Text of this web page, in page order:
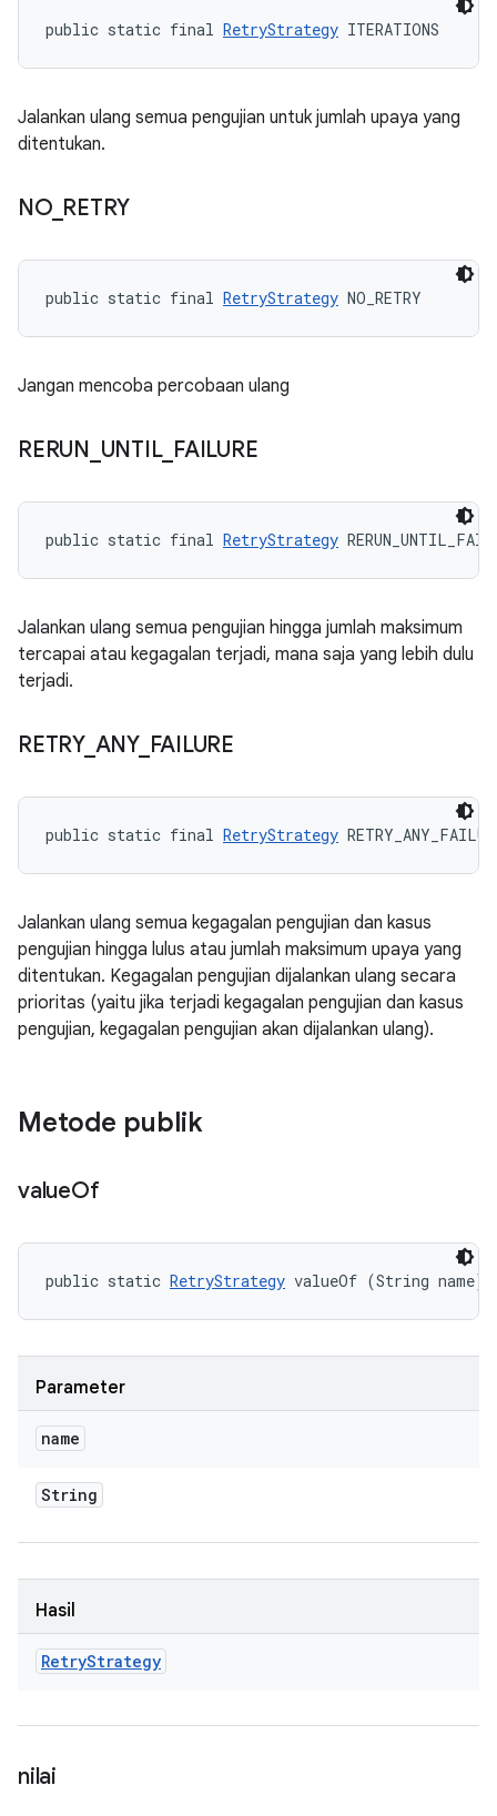
public static final RetryStrategy ITERATIONS
Jalankan ulang semua pengujian untuk jumlah upaya yang
ditentukan.
NO_ RETRY
public static final RetryStrategy NO_RETRY
Jangan mencoba percobaan ulang
RERUN UNTIL_ FAILURE
public static final RetryStrategy
Jalankan ulang semua pengujian hingga jumlah maksimum
tercapai atau kegagalan terjadi, mana saja yang lebih dulu
terjadi.
RETRY_ ANY_ FAILURE
public static final RetryStrategy
Jalankan ulang semua kegagalan pengujian dan kasus
pengujian hingga lulus atau jumlah maksimum upaya yang
ditentukan. Kegagalan pengujian dijalankan ulang secara
prioritas (yaitu jika terjadi kegagalan pengujian dan kasus
pengujian, kegagalan pengujian akan dijalankan ulang).
Metode publik
valueOf
public static RetryStrategy valueOf (String name)
Parameter
name
String
Hasil
RetryStrategy
nilai